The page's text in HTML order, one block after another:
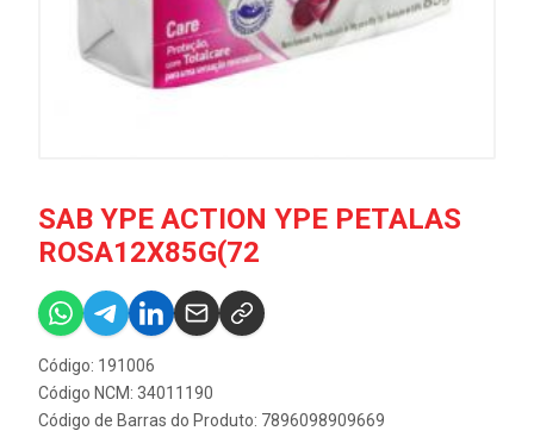
SAB YPE ACTION YPE PETALAS
ROSA12X85G(72
Código: 191006
Código NCM: 34011190
Código de Barras do Produto: 7896098909669